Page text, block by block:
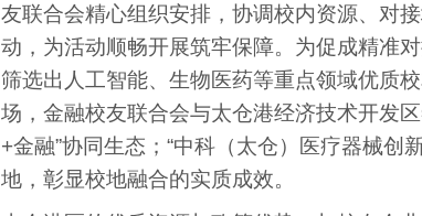
友联合会精心组织安排，协调校内资源、对
动，为活动顺畅开展筑牢保障。为促成精准
筛选出人工智能、生物医药等重点领域优质
场，金融校友联合会与太仓港经济技术开发
+金融”协同生态；“中科（太仓）医疗器械创
地，彰显校地融合的实质成效。